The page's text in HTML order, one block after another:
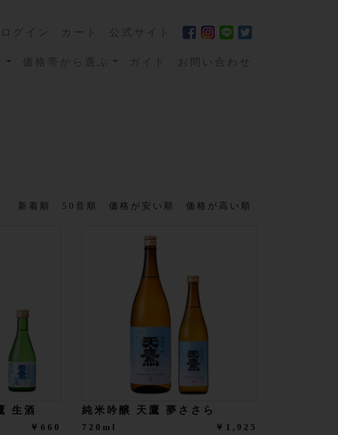
ログイン カート 公式サイト
価格帯から選ぶ ガイド お問い合わせ
新着順 50音順 価格が安い順 価格が高い順
生酒
￥660
純米吟醸 天鷹 夢ささら
720ml
￥1,925